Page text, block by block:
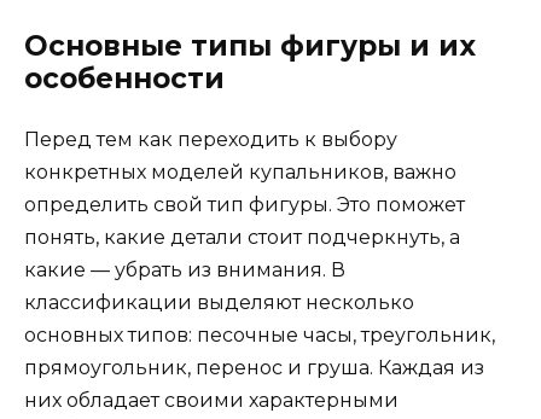
Основные типы фигуры и их
особенности
Перед тем как переходить к выбору
конкретных моделей купальников, важно
определить свой тип фигуры. Это поможет
понять, какие детали стоит подчеркнуть, а
какие — убрать из внимания. В
классификации выделяют несколько
основных типов: песочные часы, треугольник,
прямоугольник, перенос и груша. Каждая из
них обладает своими характерными